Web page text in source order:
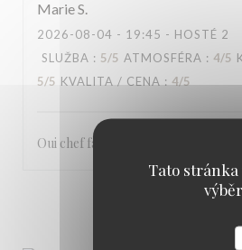
Tato stránka
MarieS
2026-08-04 - 19:45 - HOSTÉ 2
SLUŽBA : 5/5 ATMOSFÉRA : 4/5
5/5 KVALITA / CENA : 4/5
Oui chef fantastique et les serveurs